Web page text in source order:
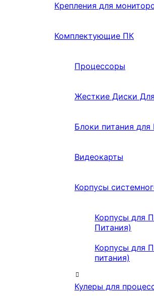
Крепления для
Комплектующие ПК
Процессоры
Жесткие Диски
Блоки питания для
Видеокарты
Корпусы
Корпусы для
Питания)
Корпусы для
питания)
Кулеры для